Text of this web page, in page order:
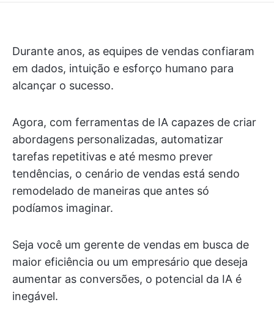
Durante anos, as equipes de vendas confiaram
em dados, intuição e esforço humano para
alcançar o sucesso.
Agora, com ferramentas de IA capazes de criar
abordagens personalizadas, automatizar
tarefas repetitivas e até mesmo prever
tendências, o cenário de vendas está sendo
remodelado de maneiras que antes só
podíamos imaginar.
Seja você um gerente de vendas em busca de
maior eficiência ou um empresário que deseja
aumentar as conversões, o potencial da IA é
inegável.